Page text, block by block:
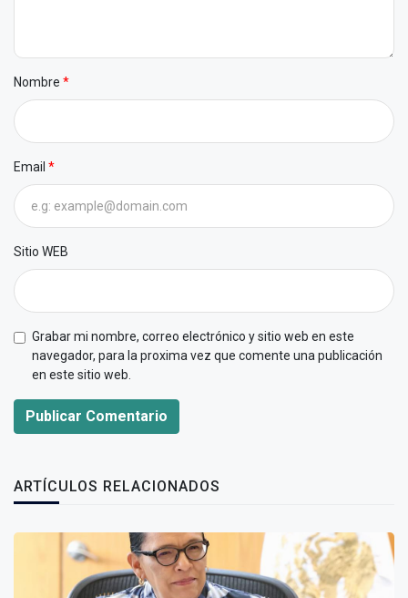
Nombre
Email
Sitio WEB
Grabar mi nombre, correo electrónico y sitio web en este
navegador, para la proxima vez que comente una publicación
en este sitio web.
Publicar Comentario
ARTÍCULOS RELACIONADOS